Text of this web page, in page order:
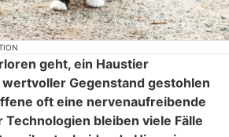
geht, ein Haustier
Gegenstand gestohlen
oft eine nervenaufreibende
bleiben viele Fälle